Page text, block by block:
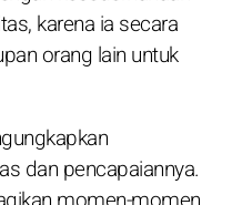
karena ia secara
orang lain untuk
dan pencapaiannya.